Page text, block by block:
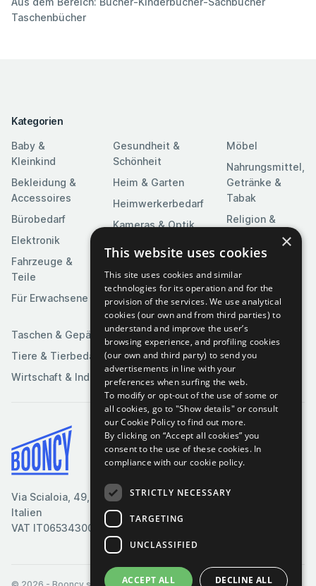
Taschenbücher
Kategorien
Baby &
Kleinkind
Bekleidung &
Accessoires
Bürobedarf
Elektronik
Fahrzeuge &
Teile
Für Erwachsene
Gesundheit &
Schönheit
Heim & Garten
Heimwerkerbedarf
Kameras & Optik
Kunst &
Unterhaltung
Medien
Möbel
Nahrungsmittel,
Getränke &
Tabak
Religion &
Feierlichkeiten
Software
Spielzeuge &
Spiele
Sportartikel
Taschen & Gepäck
Tiere & Tierbedarf
Wirtschaft & Industrie
Via Scialoia, 49, Florenz,
Italien
VAT IT06534300485
Bedingungen & Konditionen
Cookie-Richtlinie
Datenschutzrichtlinie
×
This website uses cookies
This site uses cookies and similar
technologies for its operation and for the
provision of the services. We use analytical
cookies (our own and from third parties) to
understand and improve the user’s
browsing experience, and profiling cookies
(our own and third party) to send you
advertisements in line with your
preferences when surfing the web.
To modify or opt-out of the use of some or
all cookies, go to "Show details" or consult
our Cookie Policy to find out more.
By clicking on “Accept all cookies” you
consent to the use of these cookies. In
compliance with our cookie policy.
STRICTLY NECESSARY
TARGETING
UNCLASSIFIED
ACCEPT ALL DECLINE ALL